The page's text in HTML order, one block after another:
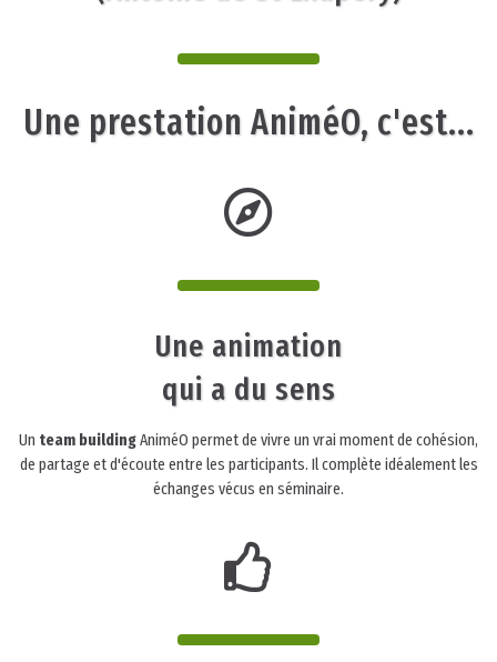
Une prestation AniméO, c'est...
Une animation
qui a du sens
Un team buildingAniméO permet de vivre un vrai moment de cohésion,
de partage et d'écoute entre les participants. Il complète idéalement les
échanges vécus en séminaire.